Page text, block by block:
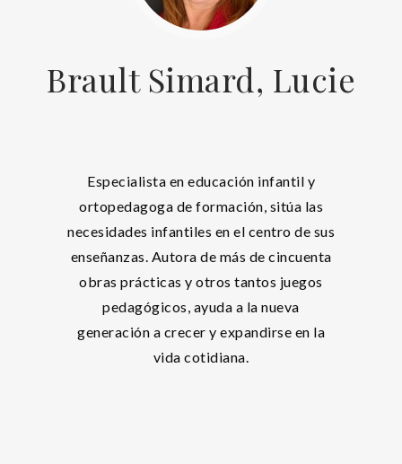
Brault Simard, Lucie
Especialista en educación infantil y
ortopedagoga de formación, sitúa las
necesidades infantiles en el centro de sus
enseñanzas. Autora de más de cincuenta
obras prácticas y otros tantos juegos
pedagógicos, ayuda a la nueva
generación a crecer y expandirse en la
vida cotidiana.